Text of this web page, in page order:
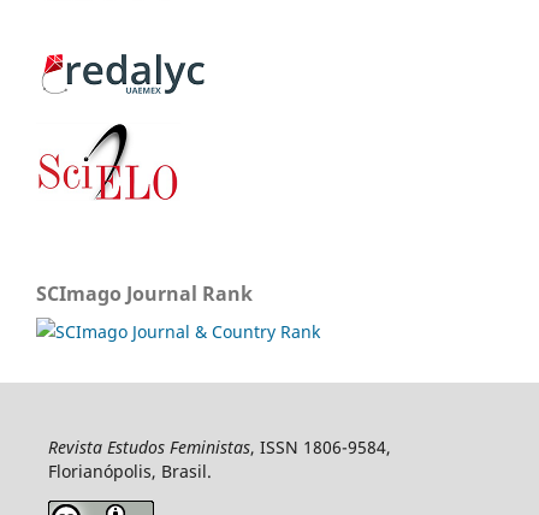
SCImago Journal Rank
Revista Estudos Feministas, ISSN 1806-9584,
Florianópolis, Brasil.